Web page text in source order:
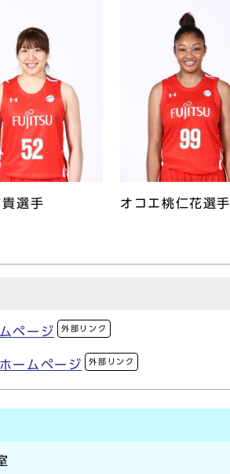
貴選手 オコエ桃仁花選手
ページ 外部リンク
ームページ 外部リンク